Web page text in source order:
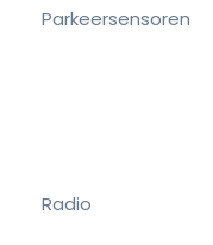
Parkeersensoren
Radio